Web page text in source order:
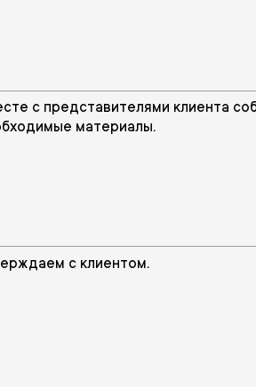
с представителями клиента
материалы.
с клиентом.